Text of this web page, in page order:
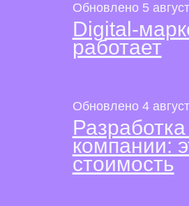
Обновлено 5
Digital-
работает
Обновлено 4
компании:
стоимость